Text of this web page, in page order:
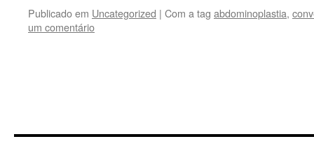
Publicado em Uncategorized | Com a tag abdominoplastia,
um comentário